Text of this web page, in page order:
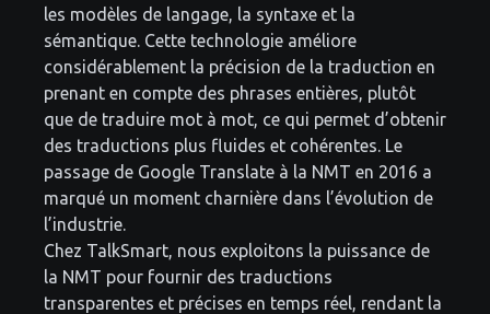
les modèles de langage, la syntaxe et la
sémantique. Cette technologie améliore
considérablement la précision de la traduction en
prenant en compte des phrases entières, plutôt
que de traduire mot à mot, ce qui permet d’obtenir
des traductions plus fluides et cohérentes. Le
passage de Google Translate à la NMT en 2016 a
marqué un moment charnière dans l’évolution de
l’industrie.
Chez TalkSmart, nous exploitons la puissance de
la NMT pour fournir des traductions
transparentes et précises en temps réel, rendant la